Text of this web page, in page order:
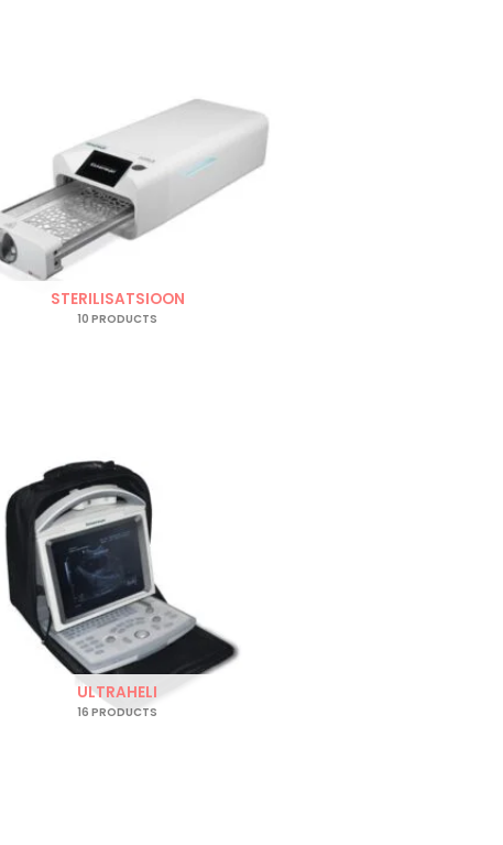
STERILISATSIOON
10 PRODUCTS
ULTRAHELI
16 PRODUCTS